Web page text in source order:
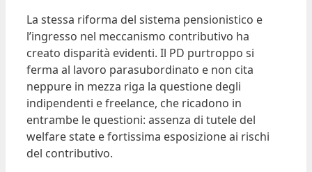
La stessa riforma del sistema pensionistico e
l’ingresso nel meccanismo contributivo ha
creato disparità evidenti. Il PD purtroppo si
ferma al lavoro parasubordinato e non cita
neppure in mezza riga la questione degli
indipendenti e freelance, che ricadono in
entrambe le questioni: assenza di tutele del
welfare state e fortissima esposizione ai rischi
del contributivo.